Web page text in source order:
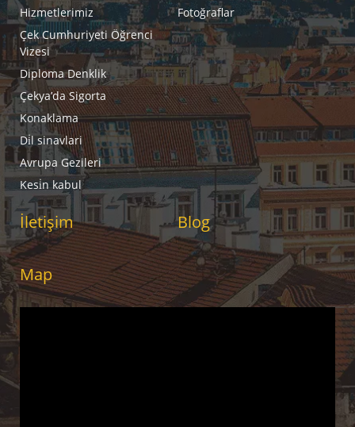
Hizmetlerimiz
Çek Cumhuriyeti Öğrenci
Vizesi
Diploma Denklik
Çekya’da Sigorta
Konaklama
Di̇l sinavlari
Avrupa Gezileri
Kesi̇n kabul
Fotoğraflar
İletişim Blog
Map